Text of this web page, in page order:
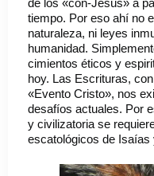
tiempo. Por eso ahí no
naturaleza, ni leyes
humanidad.
cimientos éticos y
hoy. Las Escrituras,
«Evento Cristo», nos
desafíos actuales. Por
y civilizatoria se
escatológicos de Isaías